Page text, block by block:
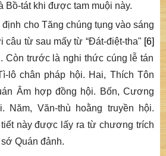
Bồ-tát khi được tam muội này.
định cho Tăng chúng tụng vào sáng
câu từ sau mấy từ “Đát-điệt-tha" [6]
Còn trước là nghi thức cúng lễ tán
lô chân pháp hội. Hai, Thích Tôn
Âm hợp đồng hội. Bốn, Cương
Năm, Văn-thù hoằng truyền hội.
này được lấy ra từ chương trích
sớ Quán đảnh.